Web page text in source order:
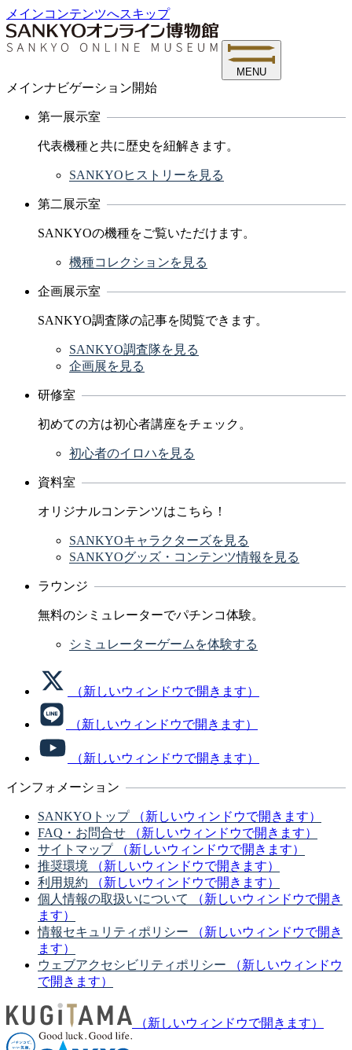
メインコンテンツへスキップ
MENU
メインナビゲーション開始
第一展示室
代表機種と共に歴史を紐解きます。
SANKYOヒストリーを見る
第二展示室
SANKYOの機種をご覧いただけます。
機種コレクションを見る
企画展示室
SANKYO調査隊の記事を閲覧できます。
SANKYO調査隊を見る
企画展を見る
研修室
初めての方は初心者講座をチェック。
初心者のイロハを見る
資料室
オリジナルコンテンツはこちら！
SANKYOキャラクターズを見る
SANKYOグッズ・コンテンツ情報を見る
ラウンジ
無料のシミュレーターでパチンコ体験。
シミュレーターゲームを体験する
（新しいウィンドウで開きます）
（新しいウィンドウで開きます）
（新しいウィンドウで開きます）
インフォメーション
SANKYOトップ
（新しいウィンドウで開きます）
FAQ・お問合せ
（新しいウィンドウで開きます）
サイトマップ
（新しいウィンドウで開きます）
推奨環境
（新しいウィンドウで開きます）
利用規約
（新しいウィンドウで開きます）
個人情報の取扱いについて
（新しいウィンドウで開き
ます）
情報セキュリティポリシー
（新しいウィンドウで開き
ます）
ウェブアクセシビリティポリシー
（新しいウィンドウ
で開きます）
（新しいウィンドウで開きます）